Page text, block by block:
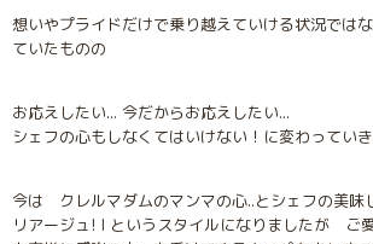
想いやプライドだけで乗り越えていける状況では
ていたものの
お応えしたい... 今だからお応えしたい...
シェフの心もしなくてはいけない！に変わっていき
今は クレルマダムのマンマの心..とシェフの美味
リアージュ! I というスタイルになりましたが ご